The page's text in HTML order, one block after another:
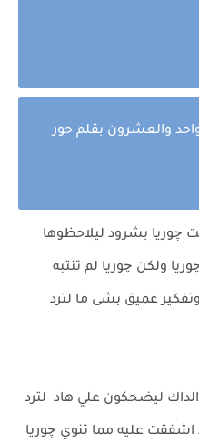
والعشرون بقلم حور
چوريا بشرود ليلاحظوها
ولكن چوريا لم تنتبه
عميق بشى ما لترد
ليضحكون علي هاد لترد
اشفقت عليه مما تنوي چوريا